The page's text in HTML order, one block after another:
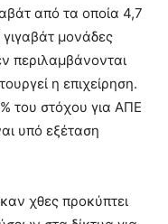
από τα οποία 4,7
γιγαβάτ μονάδες
περιλαμβάνονται
η επιχείρηση.
του στόχου για ΑΠΕ
υπό εξέταση
χθες προκύπτει